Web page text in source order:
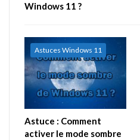
Windows 11 ?
Astuces Windows 11
Astuce : Comment
activer le mode sombre